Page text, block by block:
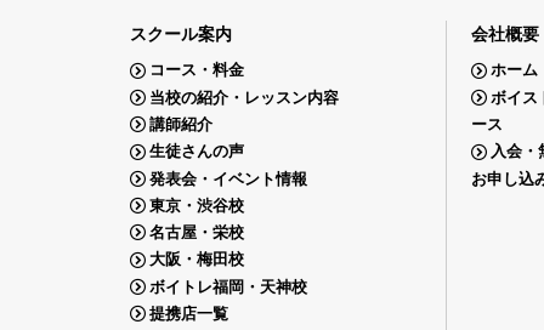
スクール案内
コース・料金
当校の紹介・レッスン内容
講師紹介
生徒さんの声
発表会・イベント情報
東京・渋谷校
名古屋・栄校
大阪・梅田校
ボイトレ福岡・天神校
提携店一覧
会社概要
ホーム
ボイス
ース
入会・
お申し込